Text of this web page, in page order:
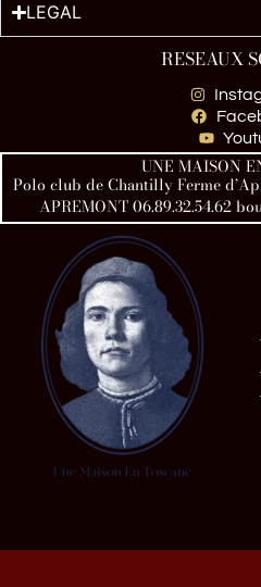
LEGAL
RESEAUX
UNE MAISON
Polo club de Chantilly Ferme
APREMONT 06.89.32.54.62